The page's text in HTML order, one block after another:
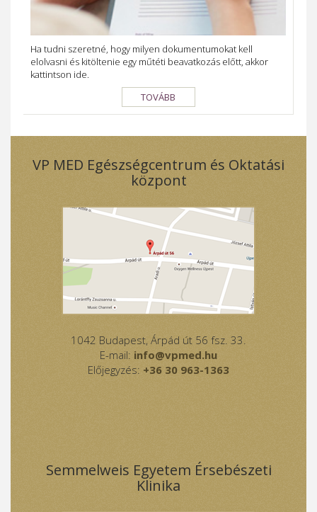
Ha tudni szeretné, hogy milyen dokumentumokat kell
elolvasni és kitöltenie egy műtéti beavatkozás előtt, akkor
kattintson ide.
TOVÁBB
VP MED Egészségcentrum és Oktatási
központ
1042 Budapest, Árpád út 56 fsz. 33.
E-mail: info@vpmed.hu
Előjegyzés: +36 30 963-1363
Semmelweis Egyetem Érsebészeti
Klinika